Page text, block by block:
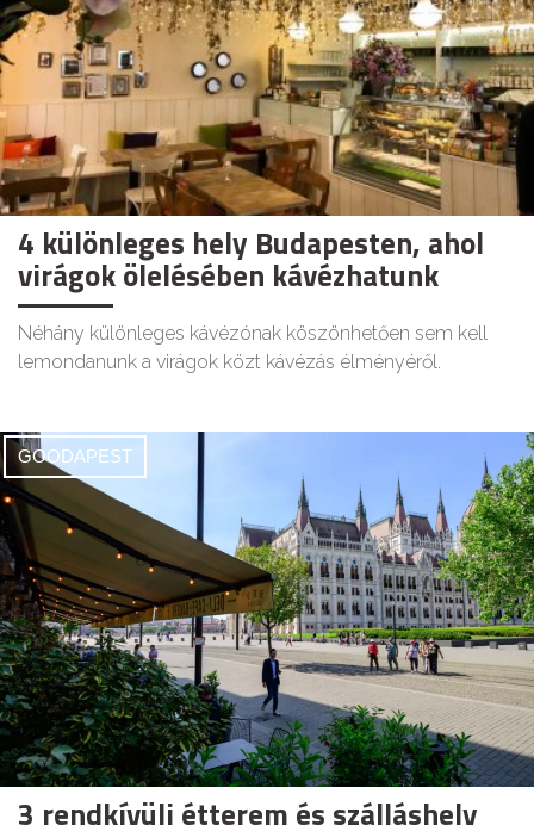
4 különleges hely Budapesten, ahol
virágok ölelésében kávézhatunk
Néhány különleges kávézónak köszönhetően sem kell
lemondanunk a virágok közt kávézás élményéről.
GOODAPEST
3 rendkívüli étterem és szálláshely